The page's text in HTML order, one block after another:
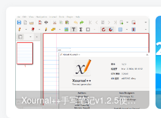
Xournal++手写笔记v1.2.5便携版